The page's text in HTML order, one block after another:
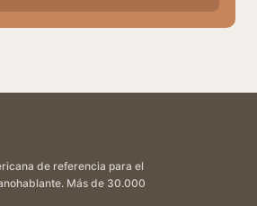
de referencia para el
Más de 30.000